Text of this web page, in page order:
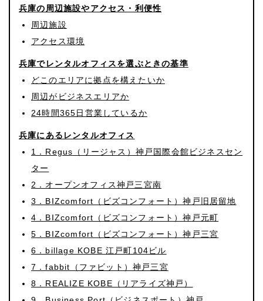
兵庫の周辺施設やアクセス・利便性
周辺施設
アクセス環境
兵庫でレンタルオフィスを選ぶときの基準
どこのエリアに拠点を構えたいか
周辺がビジネスエリアか
24時間365日営業しているか
兵庫にあるレンタルオフィス
1．Regus（リージャス）神戸国際会館ビジネスセン
ター
2．オープンオフィス神戸三宮南
3．BIZcomfort（ビズコンフォート）神戸旧居留地
4．BIZcomfort（ビズコンフォート）神戸元町
5．BIZcomfort（ビズコンフォート）神戸三宮
6．billage KOBE 江戸町104ビル
7．fabbit（ファビット）神戸三宮
8．REALIZE KOBE（リアライズ神戸）